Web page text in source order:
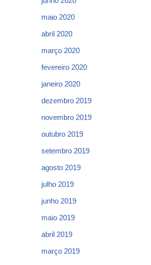
maio 2020
abril 2020
março 2020
fevereiro 2020
janeiro 2020
dezembro 2019
novembro 2019
outubro 2019
setembro 2019
agosto 2019
julho 2019
junho 2019
maio 2019
abril 2019
março 2019